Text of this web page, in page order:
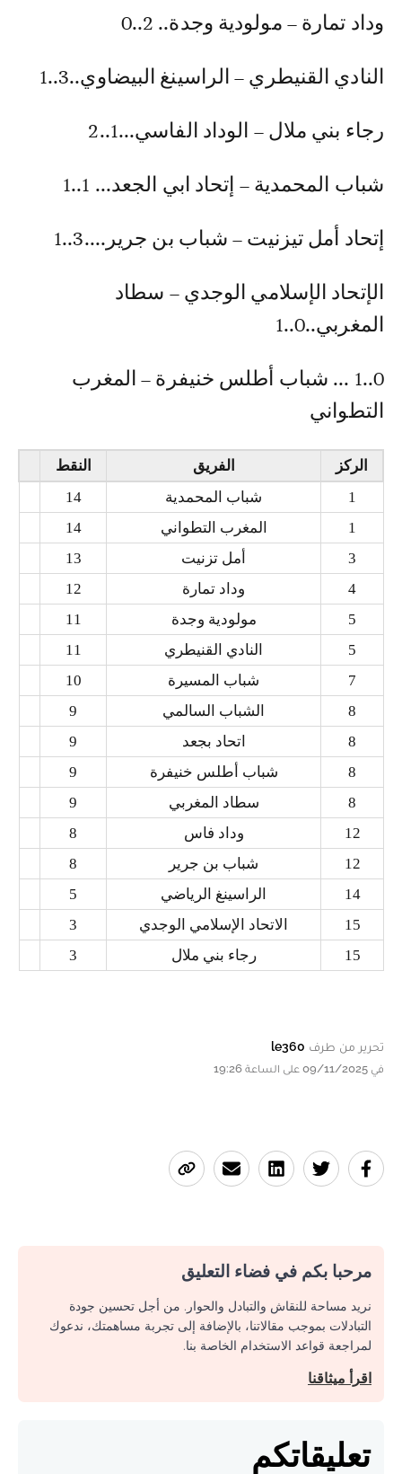
رجاء بني ملال – الوداد الفاسي...1..2
شباب المحمدية – إتحاد ابي الجعد... 1..1
‎الإتحاد الإسلامي الوجدي – سطاد
المغربي..0..1
0..1 ... ‎شباب أطلس خنيفرة – المغرب
التطواني
الركز الفريق
النقط
1
شباب المحمدية
14
1
المغرب التطواني
14
3
أمل تزنيت
13
4
وداد تمارة
12
5
مولودية وجدة
11
5
النادي القنيطري
11
7
شباب المسيرة
10
8
الشباب السالمي
9
8
اتحاد بجعد
9
8
شباب أطلس خنيفرة
9
8
سطاد المغربي
9
12
وداد فاس
8
12
شباب بن جرير
8
14
الراسينغ الرياضي
5
15
الاتحاد الإسلامي الوجدي
3
15
رجاء بني ملال 3
تحرير من طرف le360
في 09/11/2025 على الساعة 19:26
مرحبا بكم في فضاء التعليق
نريد مساحة للنقاش والتبادل والحوار. من أجل تحسين جودة
التبادلات بموجب مقالاتنا، بالإضافة إلى تجربة مساهمتك، ندعوك
لمراجعة قواعد الاستخدام الخاصة بنا.
اقرأ ميثاقنا
تعليقاتكم